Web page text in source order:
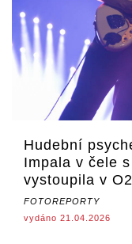
Hudební
Impala v čele
vystoupila v
FOTOREPORTY
vydáno 21.04.2026